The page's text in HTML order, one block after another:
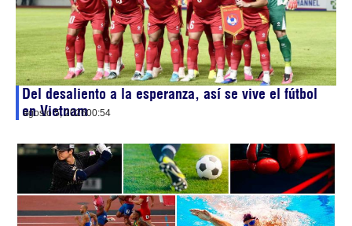
Del desaliento a la esperanza, así se vive el fútbol
en Vietnam
agosto 5, 202600:54